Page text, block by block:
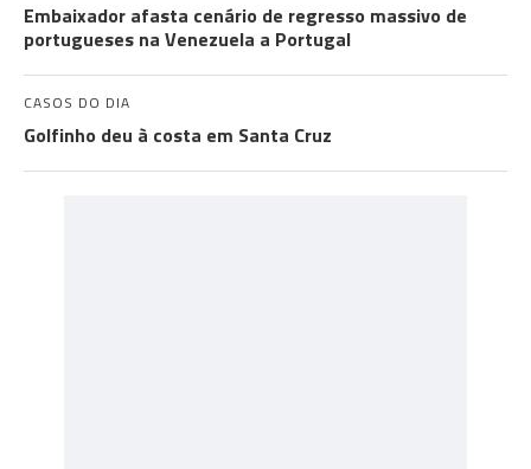
Embaixador afasta cenário de regresso massivo de
portugueses na Venezuela a Portugal
CASOS DO DIA
Golfinho deu à costa em Santa Cruz